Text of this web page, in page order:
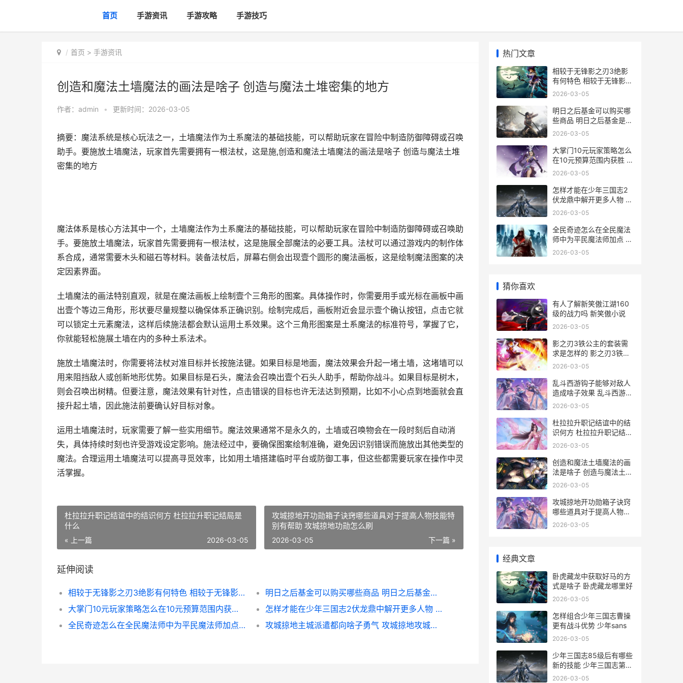
首页 手游资讯 手游攻略 手游技巧
首页 > 手游资讯
创造和魔法土墙魔法的画法是啥子 创造与魔法土堆密集的地方
作者： admin • 更新时间：2026-03-05
摘要：魔法系统是核心玩法之一，土墙魔法作为土系魔法的基础技能，可以帮助玩家在冒险中制造防御障碍或召唤
助手。要施放土墙魔法，玩家首先需要拥有一根法杖，这是施,创造和魔法土墙魔法的画法是啥子 创造与魔法土堆
密集的地方
魔法体系是核心方法其中一个，土墙魔法作为土系魔法的基础技能，可以帮助玩家在冒险中制造防御障碍或召唤助
手。要施放土墙魔法，玩家首先需要拥有一根法杖，这是施展全部魔法的必要工具。法杖可以通过游戏内的制作体
系合成，通常需要木头和磁石等材料。装备法杖后，屏幕右侧会出现壹个圆形的魔法画板，这是绘制魔法图案的决
定因素界面。
土墙魔法的画法特别直观，就是在魔法画板上绘制壹个三角形的图案。具体操作时，你需要用手或光标在画板中画
出壹个等边三角形，形状要尽量规整以确保体系正确识别。绘制完成后，画板附近会显示壹个确认按钮，点击它就
可以锁定土元素魔法，这样后续施法都会默认运用土系效果。这个三角形图案是土系魔法的标准符号，掌握了它，
你就能轻松施展土墙在内的多种土系法术。
施放土墙魔法时，你需要将法杖对准目标并长按施法键。如果目标是地面，魔法效果会升起一堵土墙，这堵墙可以
用来阻挡敌人或创新地形优势。如果目标是石头，魔法会召唤出壹个石头人助手，帮助你战斗。如果目标是树木，
则会召唤出树精。但要注意，魔法效果有针对性，点击错误的目标也许无法达到预期，比如不小心点到地面就会直
接升起土墙，因此施法前要确认好目标对象。
运用土墙魔法时，玩家需要了解一些实用细节。魔法效果通常不是永久的，土墙或召唤物会在一段时刻后自动消
失，具体持续时刻也许受游戏设定影响。施法经过中，要确保图案绘制准确，避免因识别错误而施放出其他类型的
魔法。合理运用土墙魔法可以提高寻觅效率，比如用土墙搭建临时平台或防御工事，但这些都需要玩家在操作中灵
活掌握。
杜拉拉升职记结谊中的结识何方 杜拉拉升职记结局是
什么
« 上一篇 2026-03-05
攻城掠地开功勋箱子诀窍哪些道具对于提高人物技能特
别有帮助 攻城掠地功勋怎么刷
下一篇 »
2026-03-05
延伸阅读
相较于无锋影之刃3绝影有何特色 相较于无锋影之眼的原因
明日之后基金可以购买哪些商品 明日之后基金是什么意思
大掌门10元玩家策略怎么在10元预算范围内获胜 大掌门v12
怎样才能在少年三国志2伏龙鼎中解开更多人物 少年该如何努力
全民奇迹怎么在全民魔法师中为平民魔法师加点 全民奇迹怎么玩才厉害
攻城掠地主城派遣都向啥子勇气 攻城掠地攻城武将排行
热门文章
相较于无锋影之刃3绝影
有何特色 相较于无锋影之
眼的原因
2026-03-05
明日之后基金可以购买哪
些商品 明日之后基金是什
么意思
2026-03-05
大掌门10元玩家策略怎么
在10元预算范围内获胜 大
掌门v12
2026-03-05
怎样才能在少年三国志2
伏龙鼎中解开更多人物 少
年该如何努力
2026-03-05
全民奇迹怎么在全民魔法
师中为平民魔法师加点 全
民奇迹怎么玩才厉害
2026-03-05
猜你喜欢
有人了解新笑傲江湖160
级的战力吗 新笑傲小说
2026-03-05
影之刃3铁公主的套装需
求是怎样的 影之刃3铁公
主能走输出吗
2026-03-05
乱斗西游钩子能够对敌人
造成啥子效果 乱斗西游攻
略
2026-03-05
杜拉拉升职记结谊中的结
识何方 杜拉拉升职记结局
是什么
2026-03-05
创造和魔法土墙魔法的画
法是啥子 创造与魔法土堆
密集的地方
2026-03-05
攻城掠地开功勋箱子诀窍
哪些道具对于提高人物技
能特别有帮助 攻城掠地功
2026-03-05
经典文章
卧虎藏龙中获取好马的方
式是啥子 卧虎藏龙哪里好
2026-03-05
怎样组合少年三国志曹操
更有战斗优势 少年sans
2026-03-05
少年三国志85级后有哪些
新的技能 少年三国志第一
天55级
2026-03-05